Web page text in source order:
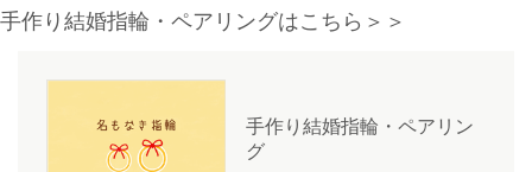
手作り結婚指輪・ペアリングはこちら＞＞
手作り結婚指輪・ペアリン
グ